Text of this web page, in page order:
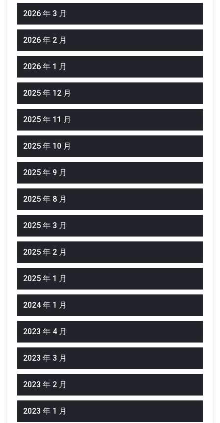
2026 年 3 月
2026 年 2 月
2026 年 1 月
2025 年 12 月
2025 年 11 月
2025 年 10 月
2025 年 9 月
2025 年 8 月
2025 年 3 月
2025 年 2 月
2025 年 1 月
2024 年 1 月
2023 年 4 月
2023 年 3 月
2023 年 2 月
2023 年 1 月